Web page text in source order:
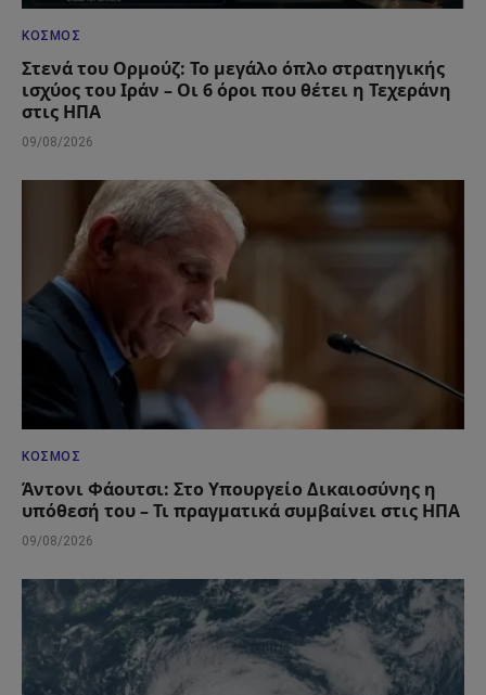
ΚΌΣΜΟΣ
Στενά του Ορμούζ: Το μεγάλο όπλο στρατηγικής
ισχύος του Ιράν – Οι 6 όροι που θέτει η Τεχεράνη
στις ΗΠΑ
09/08/2026
ΚΌΣΜΟΣ
Άντονι Φάουτσι: Στο Υπουργείο Δικαιοσύνης η
υπόθεσή του – Τι πραγματικά συμβαίνει στις ΗΠΑ
09/08/2026